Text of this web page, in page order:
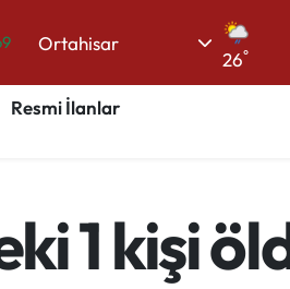
Ortahisar
26°
Resmi İlanlar
1 kişi